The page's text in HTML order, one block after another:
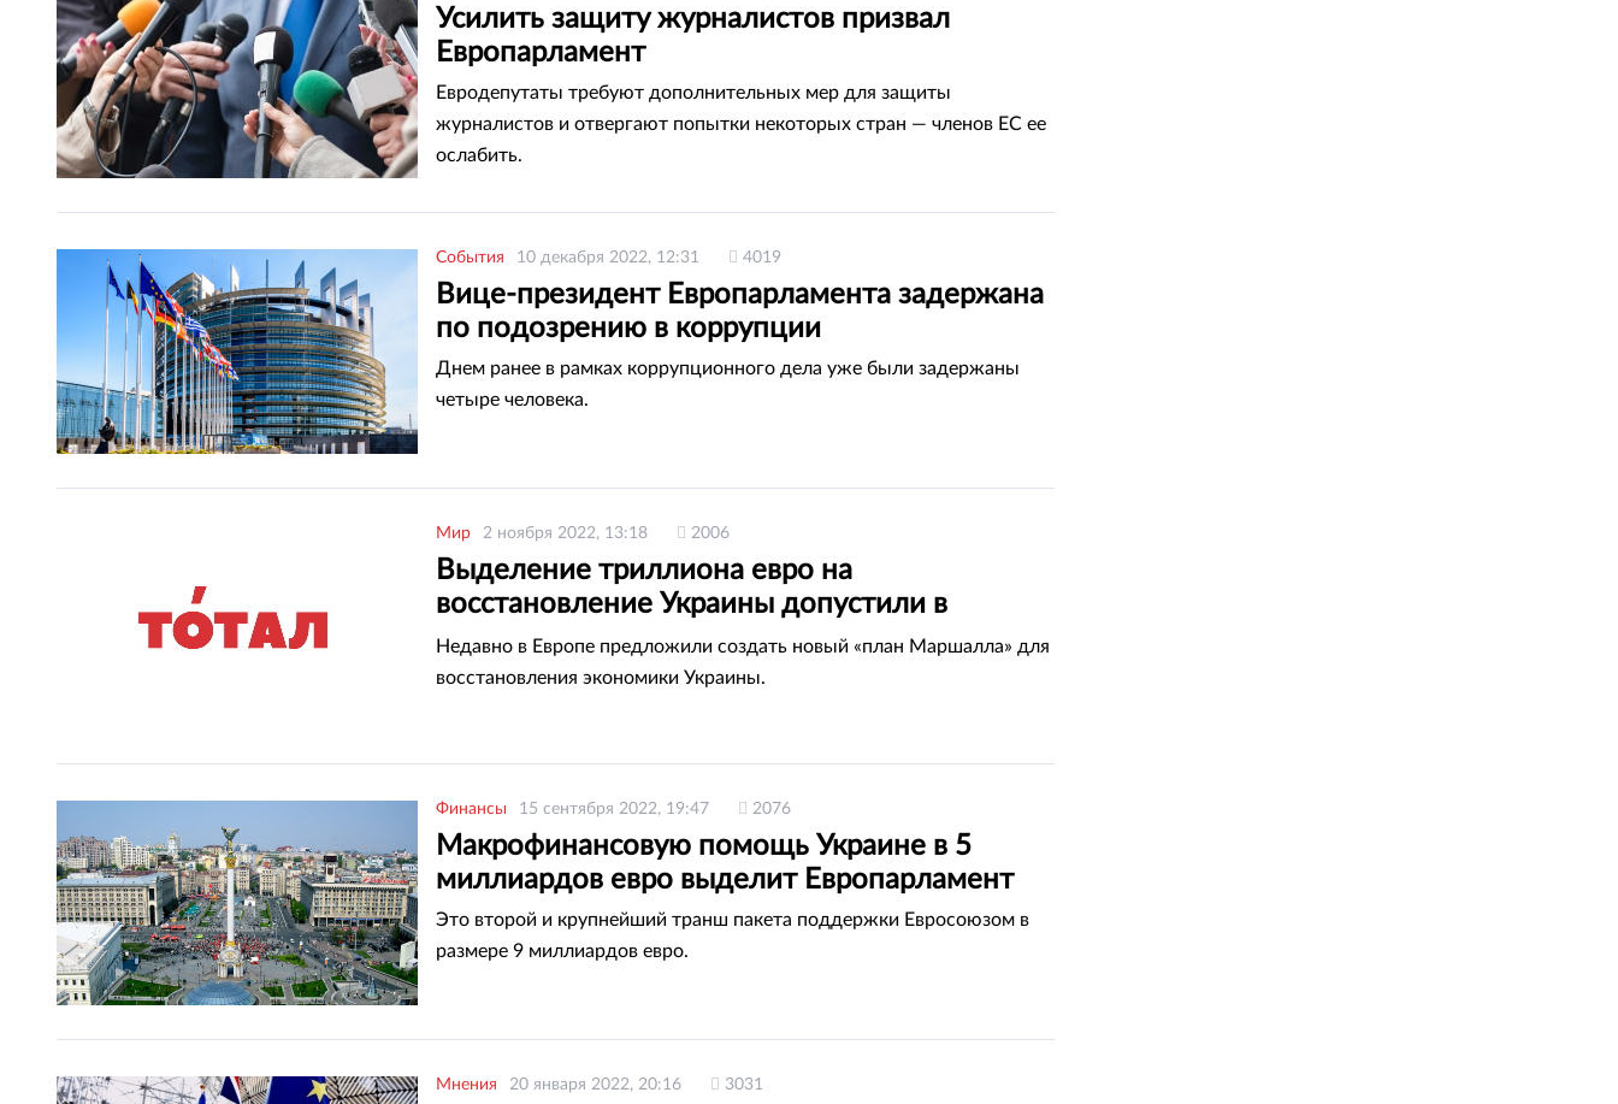
Усилить защиту журналистов призвал
Европарламент
Евродепутаты требуют дополнительных мер для защиты
журналистов и отвергают попытки некоторых стран — членов ЕС ее
ослабить.
События 10 декабря 2022, 12:31 4019
Вице-президент Европарламента задержана
по подозрению в коррупции
Днем ранее в рамках коррупционного дела уже были задержаны
четыре человека.
Мир 2 ноября 2022, 13:18 2006
Выделение триллиона евро на
восстановление Украины допустили в
Европарламенте
Недавно в Европе предложили создать новый «план Маршалла» для
восстановления экономики Украины.
Финансы 15 сентября 2022, 19:47 2076
Макрофинансовую помощь Украине в 5
миллиардов евро выделит Европарламент
Это второй и крупнейший транш пакета поддержки Евросоюзом в
размере 9 миллиардов евро.
Мнения 20 января 2022, 20:16 3031